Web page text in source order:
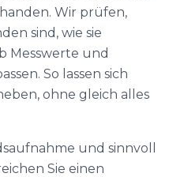
Wir prüfen,
sind, wie sie
Messwerte und
So lassen sich
ohne gleich alles
und sinnvoll
Sie einen